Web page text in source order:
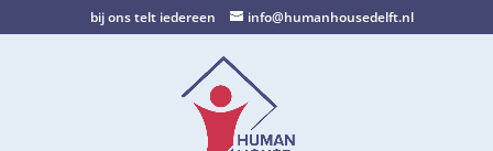
bij ons telt iedereen info@humanhousedelft.nl